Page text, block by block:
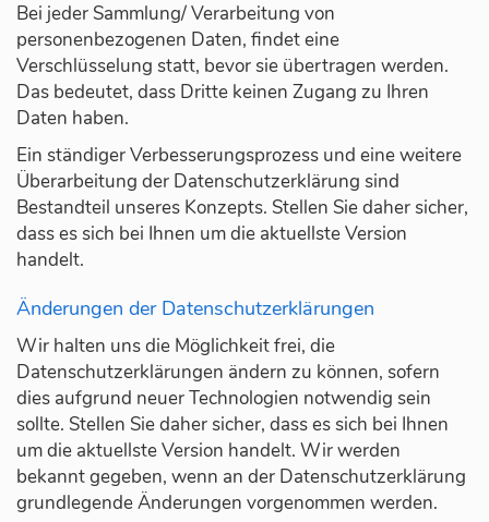
Bei jeder Sammlung/ Verarbeitung von
personenbezogenen Daten, findet eine
Verschlüsselung statt, bevor sie übertragen werden.
Das bedeutet, dass Dritte keinen Zugang zu Ihren
Daten haben.
Ein ständiger Verbesserungsprozess und eine weitere
Überarbeitung der Datenschutzerklärung sind
Bestandteil unseres Konzepts. Stellen Sie daher sicher,
dass es sich bei Ihnen um die aktuellste Version
handelt.
Änderungen der Datenschutzerklärungen
Wir halten uns die Möglichkeit frei, die
Datenschutzerklärungen ändern zu können, sofern
dies aufgrund neuer Technologien notwendig sein
sollte. Stellen Sie daher sicher, dass es sich bei Ihnen
um die aktuellste Version handelt. Wir werden
bekannt gegeben, wenn an der Datenschutzerklärung
grundlegende Änderungen vorgenommen werden.